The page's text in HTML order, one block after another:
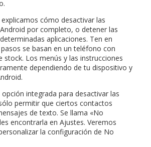
cómo desactivar las
por completo, o detener las
aplicaciones. Ten en
se basan en un teléfono con
stock. Los menús y las instrucciones
dependiendo de tu dispositivo y
integrada para desactivar las
permitir que ciertos contactos
de texto. Se llama «No
encontrarla en Ajustes. Veremos
la configuración de No